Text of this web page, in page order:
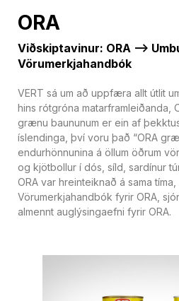
ORA
Viðskiptavinur: ORA —>
Vörumerkjahandbók
VERT sá um að uppfæra allt útlit
hins rótgróna matarframleiðanda,
grænu baununum er ein af
íslendinga, því voru það “ORA
endurhönnunina á öllum öðrum
og kjötbollur í dós, síld, sardínur
ORA var hreinteiknað á sama
Vörumerkjahandbók fyrir ORA,
almennt auglýsingaefni fyrir ORA.